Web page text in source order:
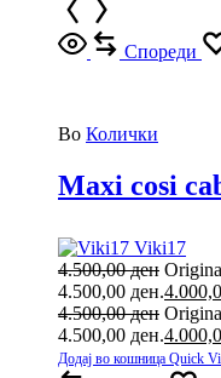
Спореди
Во Колички
Maxi cosi
Viki17
4.500,00ден
4.500,00 ден.
4.500,00ден
4.500,00 ден.
Додај во кошница Quick